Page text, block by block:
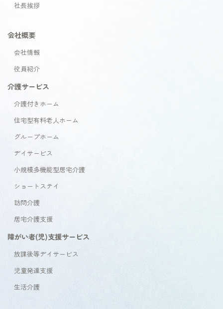
社長挨拶
会社概要
会社情報
役員紹介
介護サービス
介護付きホーム
住宅型有料老人ホーム
グループホーム
デイサービス
小規模多機能型居宅介護
ショートステイ
訪問介護
居宅介護支援
障がい者(児)支援サービス
放課後等デイサービス
児童発達支援
生活介護